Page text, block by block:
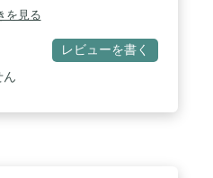
を使う人も多く、おすす
普段使いのおしゃれさんに
なパンツに幅広く合わせら
気定番カラーで飽きずに長
デニムやスラックス、
遠のテーマである「美容
」をコストパフォ
支えたいという想いから生
ドです。「手の届きやす
する」というコンセプト
を見る
レビューを書く
ん